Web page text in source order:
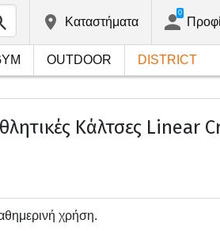
Kαταστήματα
0
OUTDOOR DISTRICT
Κάλτσες Linear
χρήση.